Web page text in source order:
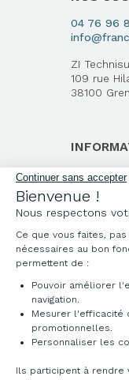
Continuer sans accepter
Bienvenue !
Nous respectons
Ce que vous faites,
nécessaires au bon
permettent de :
Pouvoir améliorer
navigation.
Mesurer l'efficacité
promotionnelles.
Personnaliser les
Ils participent à rendre
04 76 96
ZI
109 rue
38100
Qui
Notre
Origine
Livraison